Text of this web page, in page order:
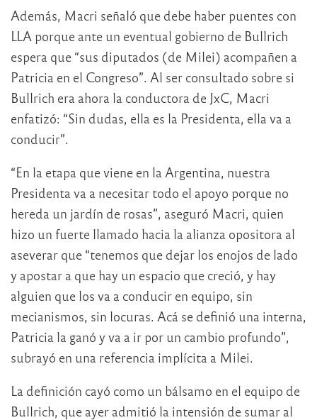
Además, Macri señaló que debe haber puentes con
LLA porque ante un eventual gobierno de Bullrich
espera que “sus diputados (de Milei) acompañen a
Patricia en el Congreso”. Al ser consultado sobre si
Bullrich era ahora la conductora de JxC, Macri
enfatizó: “Sin dudas, ella es la Presidenta, ella va a
conducir”.
“En la etapa que viene en la Argentina, nuestra
Presidenta va a necesitar todo el apoyo porque no
hereda un jardín de rosas”, aseguró Macri, quien
hizo un fuerte llamado hacia la alianza opositora al
aseverar que “tenemos que dejar los enojos de lado
y apostar a que hay un espacio que creció, y hay
alguien que los va a conducir en equipo, sin
mecianismos, sin locuras. Acá se definió una interna,
Patricia la ganó y va a ir por un cambio profundo”,
subrayó en una referencia implícita a Milei.
La definición cayó como un bálsamo en el equipo de
Bullrich, que ayer admitió la intensión de sumar al